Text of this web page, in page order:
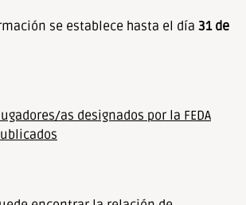
se establece hasta el día 31 de
as designados por la FEDA